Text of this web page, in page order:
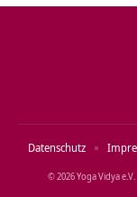
© 2026 Yoga Vidya e.V.
Datenschutz